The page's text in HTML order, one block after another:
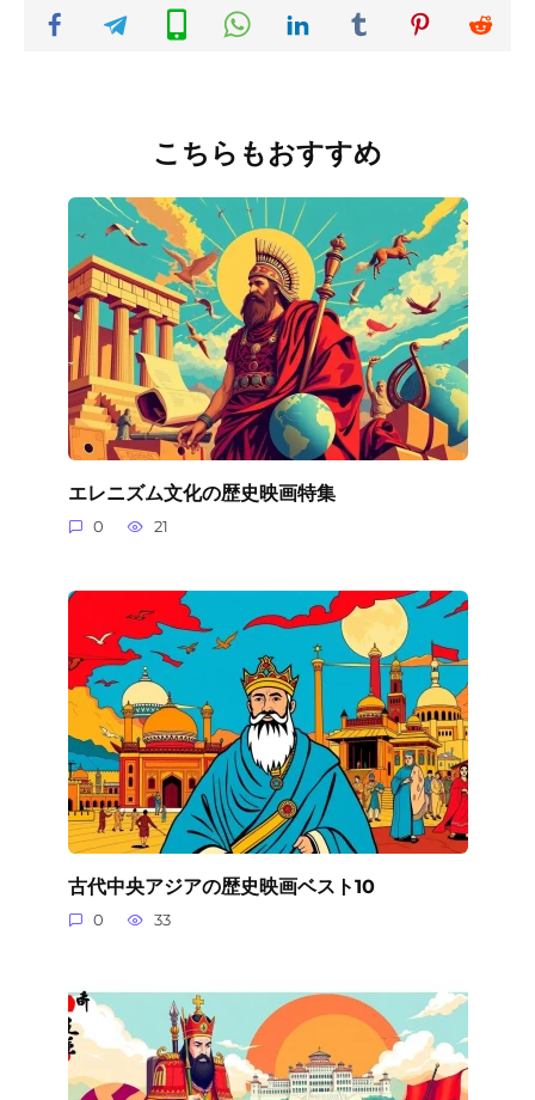
こちらもおすすめ
エレニズム文化の歴史映画特集
0 21
古代中央アジアの歴史映画ベスト10
0 33